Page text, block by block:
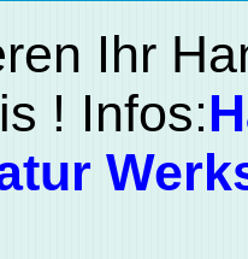
Ihr
! Infos: